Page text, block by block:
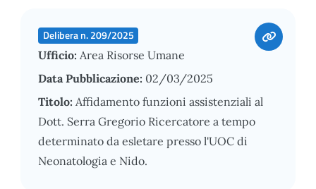
Delibera n. 209/2025
Ufficio: Area Risorse Umane
Data Pubblicazione: 02/03/2025
Titolo: Affidamento funzioni assistenziali al
Dott. Serra Gregorio Ricercatore a tempo
determinato da esletare presso l'UOC di
Neonatologia e Nido.